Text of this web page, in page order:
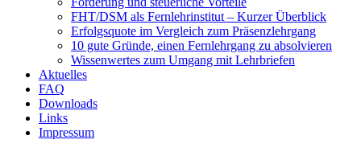
FHT/DSM als Fernlehrinstitut – Kurzer Überblick
Erfolgsquote im Vergleich zum Präsenzlehrgang
10 gute Gründe, einen Fernlehrgang zu absolvieren
Wissenwertes zum Umgang mit Lehrbriefen
Aktuelles
FAQ
Downloads
Links
Impressum